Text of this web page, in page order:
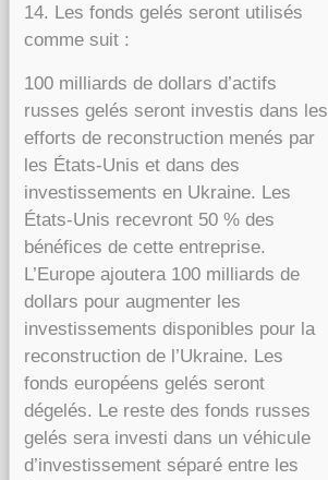
14. Les fonds gelés seront utilisés
comme suit :
100 milliards de dollars d’actifs
russes gelés seront investis dans les
efforts de reconstruction menés par
les États-Unis et dans des
investissements en Ukraine. Les
États-Unis recevront 50 % des
bénéfices de cette entreprise.
L’Europe ajoutera 100 milliards de
dollars pour augmenter les
investissements disponibles pour la
reconstruction de l’Ukraine. Les
fonds européens gelés seront
dégelés. Le reste des fonds russes
gelés sera investi dans un véhicule
d’investissement séparé entre les